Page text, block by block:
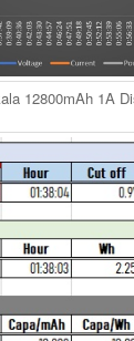
12800mAh 1A